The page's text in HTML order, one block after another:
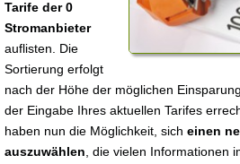
Tarife der 0
Stromanbieter
auflisten. Die
Sortierung erfolgt
nach der Höhe der möglichen
der Eingabe Ihres aktuellen Tarifes
haben nun die Möglichkeit, sich einen
auszuwählen , die vielen Informationen